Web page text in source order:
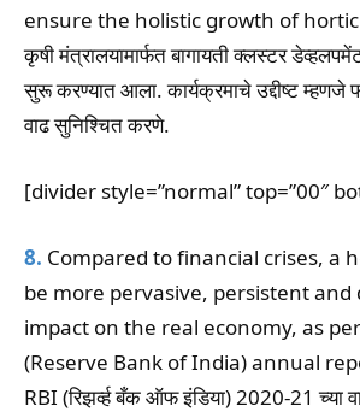
ensure the holistic growth of
कृषी मंत्रालयामार्फत बागायती क्लस्टर
सुरू करण्यात आला. कार्यक्रमाचे उद्दीष्ट म्हणजे
वाढ सुनिश्चित करणे.
[divider style=”normal” top=”00″
8. Compared to financial crises, a
be more pervasive, persistent
impact on the real economy, as
(Reserve Bank of India) annual
RBI (रिझर्व्ह बँक ऑफ इंडिया) 2020-21 च्या